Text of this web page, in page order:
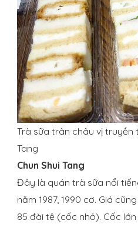
Trà sữa trân châu vị truyền
Tang
Chun Shui Tang
Đây là quán trà sữa nổi
năm 1987, 1990 cơ. Giá
85 đài tệ (cốc nhỏ). Cốc